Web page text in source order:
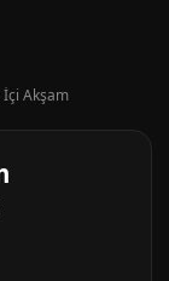
Akşam